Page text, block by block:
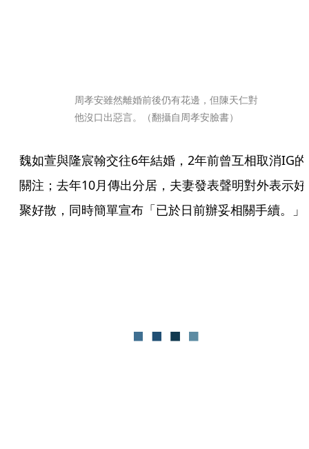
周孝安雖然離婚前後仍有花邊，但陳天仁對
他沒口出惡言。（翻攝自周孝安臉書）
魏如萱與隆宸翰交往6年結婚，2年前曾互相取消IG的
關注；去年10月傳出分居，夫妻發表聲明對外表示好
聚好散，同時簡單宣布「已於日前辦妥相關手續。」